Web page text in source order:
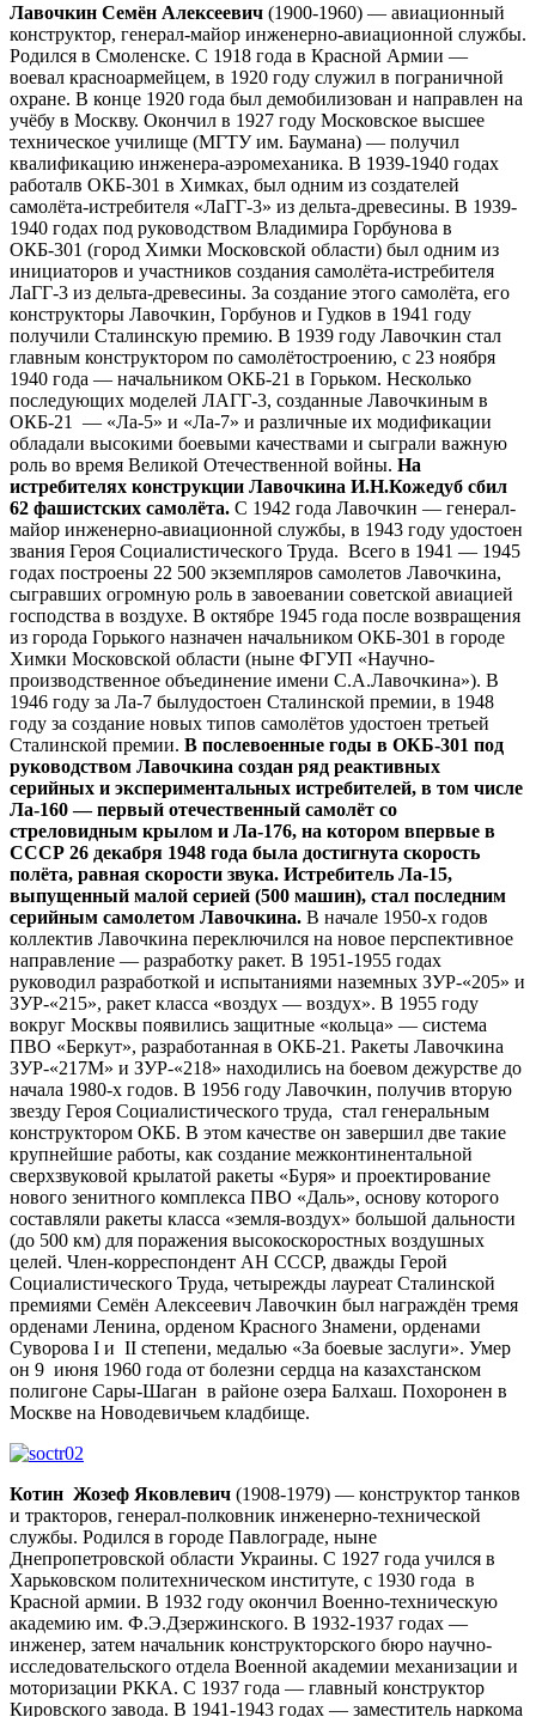
Лавочкин Семён Алексеевич (1900-1960) — авиационный
конструктор, генерал-майор инженерно-авиационной службы.
Родился в Смоленске. С 1918 года в Красной Армии —
воевал красноармейцем, в 1920 году служил в пограничной
охране. В конце 1920 года был демобилизован и направлен на
учёбу в Москву. Окончил в 1927 году Московское высшее
техническое училище (МГТУ им. Баумана) — получил
квалификацию инженера-аэромеханика. В 1939-1940 годах
работалв ОКБ-301 в Химках, был одним из создателей
самолёта-истребителя «ЛаГГ-3» из дельта-древесины. В 1939-
1940 годах под руководством Владимира Горбунова в
ОКБ-301 (город Химки Московской области) был одним из
инициаторов и участников создания самолёта-истребителя
ЛаГГ-3 из дельта-древесины. За создание этого самолёта, его
конструкторы Лавочкин, Горбунов и Гудков в 1941 году
получили Сталинскую премию. В 1939 году Лавочкин стал
главным конструктором по самолётостроению, с 23 ноября
1940 года — начальником ОКБ-21 в Горьком. Несколько
последующих моделей ЛАГГ-3, созданные Лавочкиным в
ОКБ-21 — «Ла-5» и «Ла-7» и различные их модификации
обладали высокими боевыми качествами и сыграли важную
роль во время Великой Отечественной войны. На
истребителях конструкции Лавочкина И.Н.Кожедуб сбил
62 фашистских самолёта. С 1942 года Лавочкин — генерал-
майор инженерно-авиационной службы, в 1943 году удостоен
звания Героя Социалистического Труда. Всего в 1941 — 1945
годах построены 22 500 экземпляров самолетов Лавочкина,
сыгравших огромную роль в завоевании советской авиацией
господства в воздухе. В октябре 1945 года после возвращения
из города Горького назначен начальником ОКБ-301 в городе
Химки Московской области (ныне ФГУП «Научно-
производственное объединение имени С.А.Лавочкина»). В
1946 году за Ла-7 былудостоен Сталинской премии, в 1948
году за создание новых типов самолётов удостоен третьей
Сталинской премии. В послевоенные годы в ОКБ-301 под
руководством Лавочкина создан ряд реактивных
серийных и экспериментальных истребителей, в том числе
Ла-160 — первый отечественный самолёт со
стреловидным крылом и Ла-176, на котором впервые в
СССР 26 декабря 1948 года была достигнута скорость
полёта, равная скорости звука. Истребитель Ла-15,
выпущенный малой серией (500 машин), стал последним
серийным самолетом Лавочкина. В начале 1950-х годов
коллектив Лавочкина переключился на новое перспективное
направление — разработку ракет. В 1951-1955 годах
руководил разработкой и испытаниями наземных ЗУР-«205» и
ЗУР-«215», ракет класса «воздух — воздух». В 1955 году
вокруг Москвы появились защитные «кольца» — система
ПВО «Беркут», разработанная в ОКБ-21. Ракеты Лавочкина
ЗУР-«217М» и ЗУР-«218» находились на боевом дежурстве до
начала 1980-х годов. В 1956 году Лавочкин, получив вторую
звезду Героя Социалистического труда, стал генеральным
конструктором ОКБ. В этом качестве он завершил две такие
крупнейшие работы, как создание межконтинентальной
сверхзвуковой крылатой ракеты «Буря» и проектирование
нового зенитного комплекса ПВО «Даль», основу которого
составляли ракеты класса «земля-воздух» большой дальности
(до 500 км) для поражения высокоскоростных воздушных
целей. Член-корреспондент АН СССР, дважды Герой
Социалистического Труда, четырежды лауреат Сталинской
премиями Семён Алексеевич Лавочкин был награждён тремя
орденами Ленина, орденом Красного Знамени, орденами
Суворова I и II степени, медалью «За боевые заслуги». Умер
он 9 июня 1960 года от болезни сердца на казахстанском
полигоне Сары-Шаган в районе озера Балхаш. Похоронен в
Москве на Новодевичьем кладбище.
Котин Жозеф Яковлевич (1908-1979) — конструктор танков
и тракторов, генерал-полковник инженерно-технической
службы. Родился в городе Павлограде, ныне
Днепропетровской области Украины. С 1927 года учился в
Харьковском политехническом институте, с 1930 года в
Красной армии. В 1932 году окончил Военно-техническую
академию им. Ф.Э.Дзержинского. В 1932-1937 годах —
инженер, затем начальник конструкторского бюро научно-
исследовательского отдела Военной академии механизации и
моторизации РККА. C 1937 года — главный конструктор
Кировского завода. В 1941-1943 годах — заместитель наркома